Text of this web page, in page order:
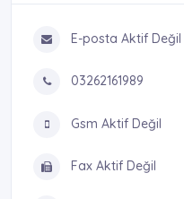
E-posta Aktif Değil
03262161989
Gsm Aktif Değil
Fax Aktif Değil